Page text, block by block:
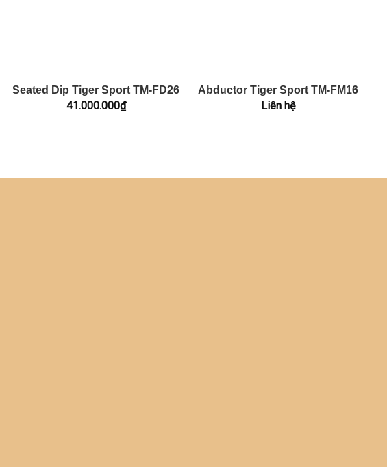
Seated Dip Tiger Sport TM-FD26
41.000.000₫
Abductor Tiger Sport TM-FM16
Liên hệ